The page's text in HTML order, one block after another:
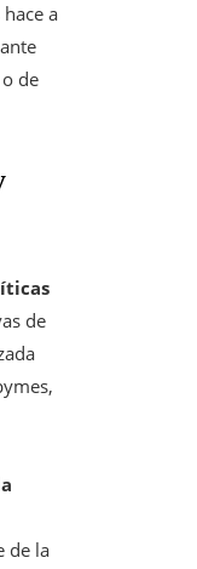
a
de
de
de la